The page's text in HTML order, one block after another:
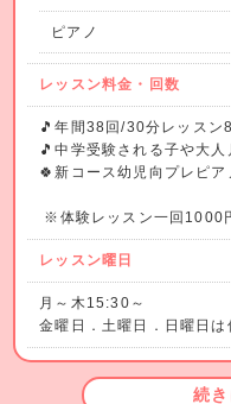
ピアノ
レッスン料金・回数
🎵年間38回/30分レッスン
🎵中学受験される子や大
🍀新コース幼児向 プレピ
※体験レッスン一回1000
レッスン曜日
月～木15:30～
金曜日．土曜日．日曜日
続